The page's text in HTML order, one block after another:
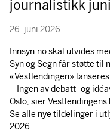
journalistikk
26. juni 2026
Innsyn.no skal utvides
Syn og Segn får støtte til
«Vestlendingen»
– Ingen av debatt- og
Oslo, sier
Se alle nye tildelinger i
2026.